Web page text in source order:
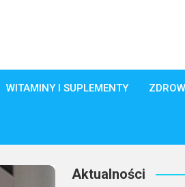
WITAMINY I SUPLEMENTY
Aktualności